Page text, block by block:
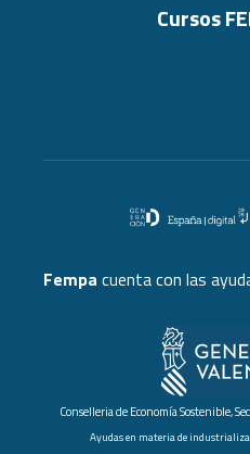
Cursos
Fempa cuenta con las
Conselleria de Economía Sostenible,
Ayudas en materia de